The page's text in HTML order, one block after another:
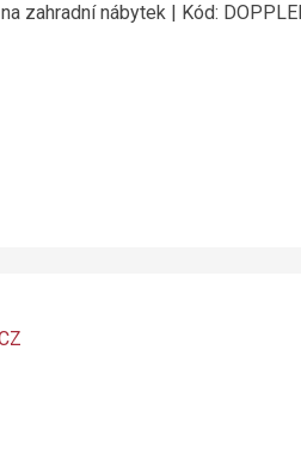
zahradní nábytek | Kód: